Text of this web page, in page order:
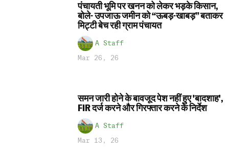
पंचायती भूमि पर खनन को लेकर भड़के किसान,
बोले- उपजाऊ जमीन को “ऊबड़-खाबड़” बताकर
मिट्टी बेच रही ग्राम पंचायत
A Staff
Mar 26, 26
समन जारी होने के बावजूद पेश नहीं हुए 'बादशाह',
FIR दर्ज करने और गिरफ्तार करने के निर्देश
A Staff
Mar 13, 26